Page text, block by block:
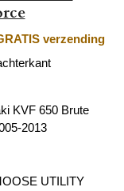
verzending
KVF 650 Brute
2013
UTILITY